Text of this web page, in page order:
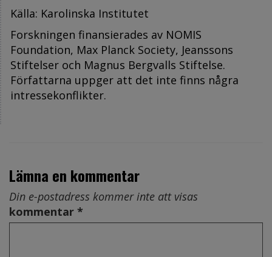
Källa: Karolinska Institutet
Forskningen finansierades av NOMIS
Foundation, Max Planck Society, Jeanssons
Stiftelser och Magnus Bergvalls Stiftelse.
Författarna uppger att det inte finns några
intressekonflikter.
Lämna en kommentar
Din e-postadress kommer inte att visas
kommentar *